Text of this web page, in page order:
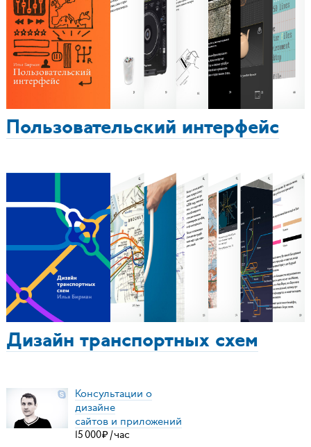
Пользовательский интерфейс
Дизайн транспортных схем
Консультации о
дизайне
сайтов и приложений
15000₽ /час